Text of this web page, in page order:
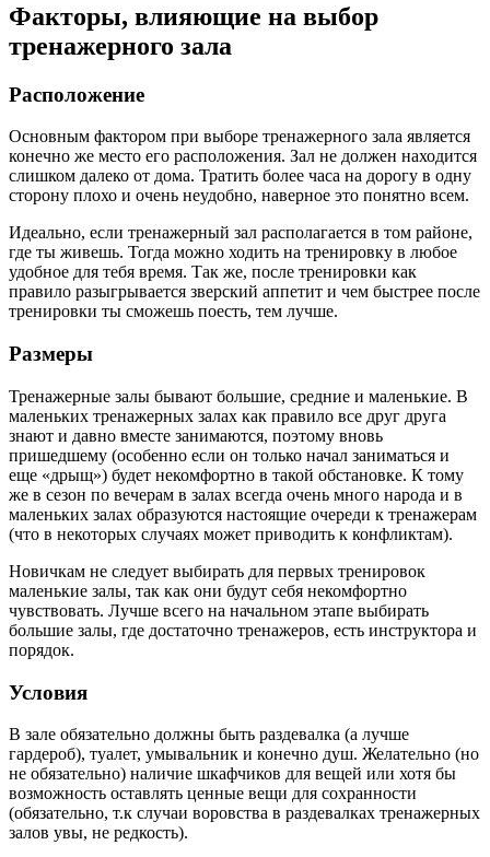
Факторы, влияющие на выбор
тренажерного зала
Расположение
Основным фактором при выборе тренажерного зала является
конечно же место его расположения. Зал не должен находится
слишком далеко от дома. Тратить более часа на дорогу в одну
сторону плохо и очень неудобно, наверное это понятно всем.
Идеально, если тренажерный зал располагается в том районе,
где ты живешь. Тогда можно ходить на тренировку в любое
удобное для тебя время. Так же, после тренировки как
правило разыгрывается зверский аппетит и чем быстрее после
тренировки ты сможешь поесть, тем лучше.
Размеры
Тренажерные залы бывают большие, средние и маленькие. В
маленьких тренажерных залах как правило все друг друга
знают и давно вместе занимаются, поэтому вновь
пришедшему (особенно если он только начал заниматься и
еще «дрыщ») будет некомфортно в такой обстановке. К тому
же в сезон по вечерам в залах всегда очень много народа и в
маленьких залах образуются настоящие очереди к тренажерам
(что в некоторых случаях может приводить к конфликтам).
Новичкам не следует выбирать для первых тренировок
маленькие залы, так как они будут себя некомфортно
чувствовать. Лучше всего на начальном этапе выбирать
большие залы, где достаточно тренажеров, есть инструктора и
порядок.
Условия
В зале обязательно должны быть раздевалка (а лучше
гардероб), туалет, умывальник и конечно душ. Желательно (но
не обязательно) наличие шкафчиков для вещей или хотя бы
возможность оставлять ценные вещи для сохранности
(обязательно, т.к случаи воровства в раздевалках тренажерных
залов увы, не редкость).